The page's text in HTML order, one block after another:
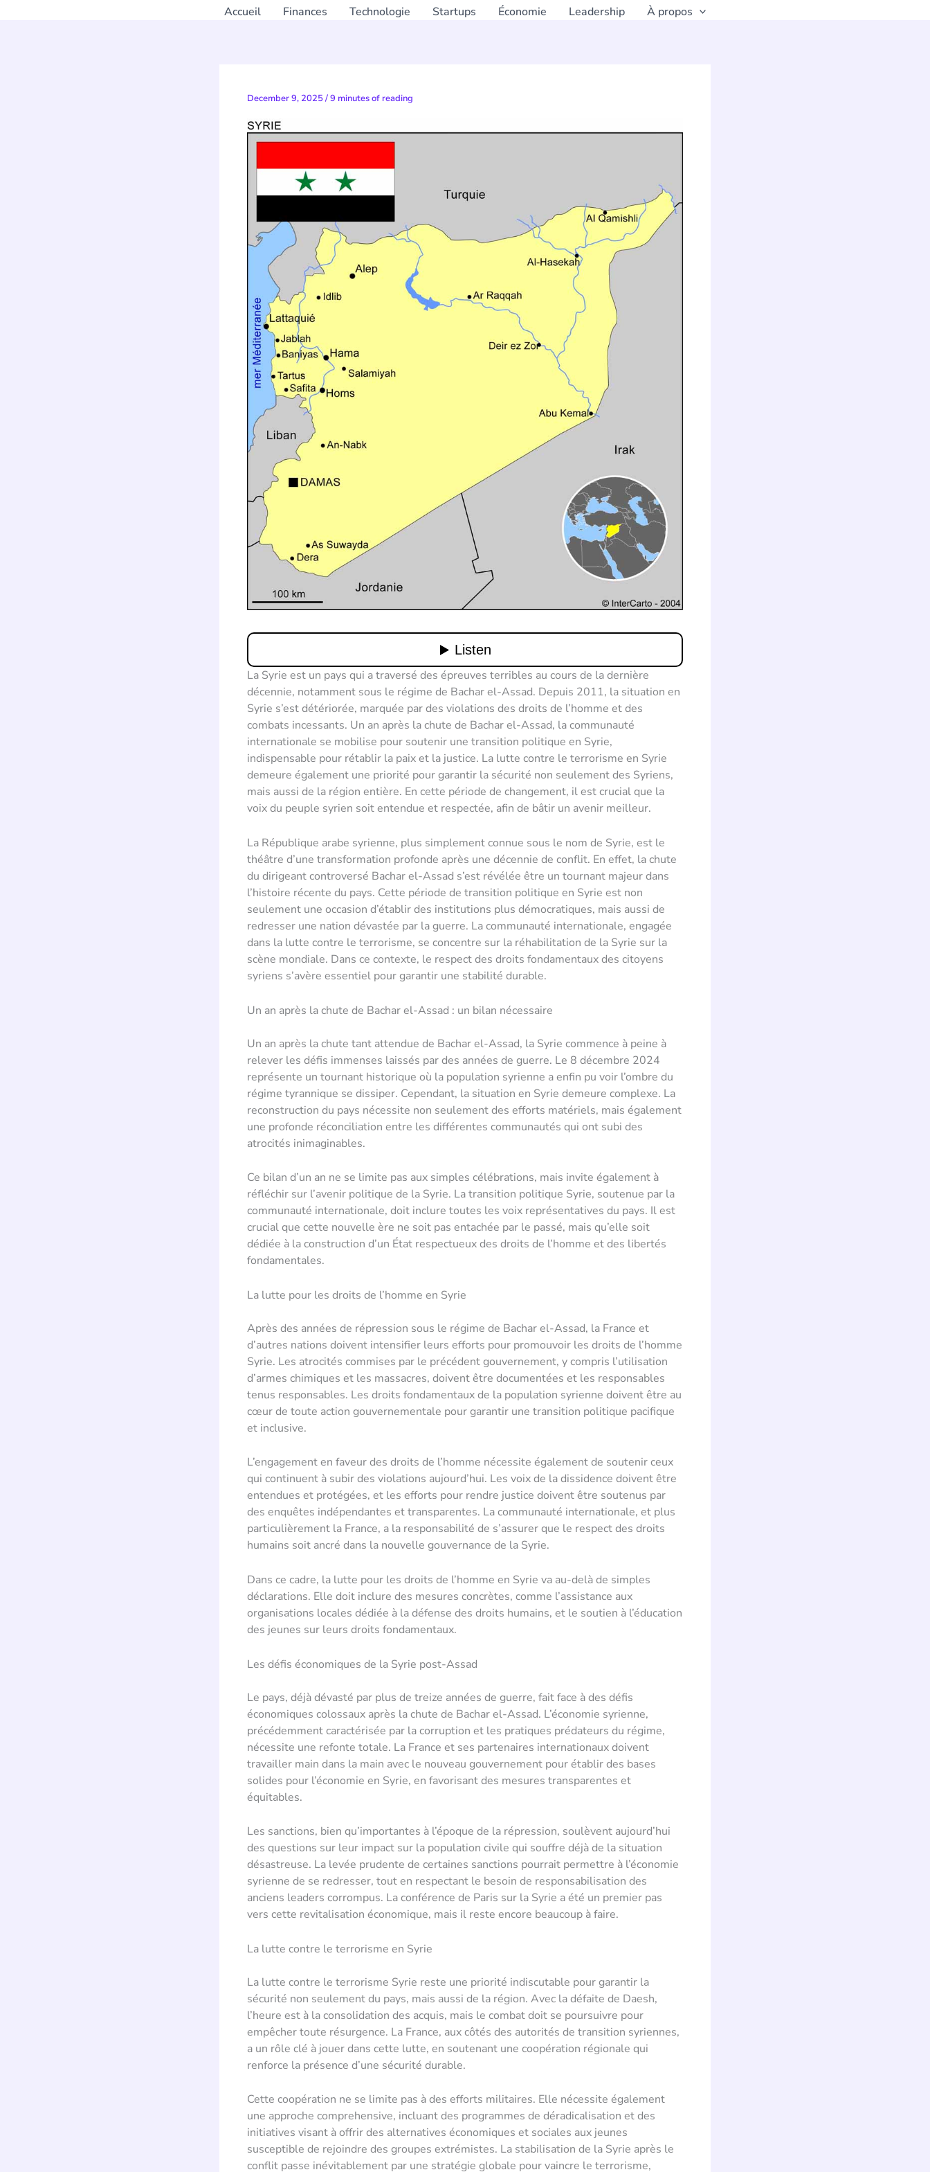
Accueil Finances Technologie Startups Économie Leadership À propos
December 9, 2025/9 minutes of reading
La Syrie est un pays qui a traversé des épreuves terribles au cours de la dernière
décennie, notamment sous le régime de Bachar el-Assad. Depuis 2011, la situation en
Syrie s’est détériorée, marquée par des violations des droits de l’homme et des
combats incessants. Un an après la chute de Bachar el-Assad, la communauté
internationale se mobilise pour soutenir une transition politique en Syrie,
indispensable pour rétablir la paix et la justice. La lutte contre le terrorisme en Syrie
demeure également une priorité pour garantir la sécurité non seulement des Syriens,
mais aussi de la région entière. En cette période de changement, il est crucial que la
voix du peuple syrien soit entendue et respectée, afin de bâtir un avenir meilleur.
La République arabe syrienne, plus simplement connue sous le nom de Syrie, est le
théâtre d’une transformation profonde après une décennie de conflit. En effet, la chute
du dirigeant controversé Bachar el-Assad s’est révélée être un tournant majeur dans
l’histoire récente du pays. Cette période de transition politique en Syrie est non
seulement une occasion d’établir des institutions plus démocratiques, mais aussi de
redresser une nation dévastée par la guerre. La communauté internationale, engagée
dans la lutte contre le terrorisme, se concentre sur la réhabilitation de la Syrie sur la
scène mondiale. Dans ce contexte, le respect des droits fondamentaux des citoyens
syriens s’avère essentiel pour garantir une stabilité durable.
Un an après la chute de Bachar el-Assad : un bilan nécessaire
Un an après la chute tant attendue de Bachar el-Assad, la Syrie commence à peine à
relever les défis immenses laissés par des années de guerre. Le 8 décembre 2024
représente un tournant historique où la population syrienne a enfin pu voir l’ombre du
régime tyrannique se dissiper. Cependant, la situation en Syrie demeure complexe. La
reconstruction du pays nécessite non seulement des efforts matériels, mais également
une profonde réconciliation entre les différentes communautés qui ont subi des
atrocités inimaginables.
Ce bilan d’un an ne se limite pas aux simples célébrations, mais invite également à
réfléchir sur l’avenir politique de la Syrie. La transition politique Syrie, soutenue par la
communauté internationale, doit inclure toutes les voix représentatives du pays. Il est
crucial que cette nouvelle ère ne soit pas entachée par le passé, mais qu’elle soit
dédiée à la construction d’un État respectueux des droits de l’homme et des libertés
fondamentales.
La lutte pour les droits de l’homme en Syrie
Après des années de répression sous le régime de Bachar el-Assad, la France et
d’autres nations doivent intensifier leurs efforts pour promouvoir les droits de l’homme
Syrie. Les atrocités commises par le précédent gouvernement, y compris l’utilisation
d’armes chimiques et les massacres, doivent être documentées et les responsables
tenus responsables. Les droits fondamentaux de la population syrienne doivent être au
cœur de toute action gouvernementale pour garantir une transition politique pacifique
et inclusive.
L’engagement en faveur des droits de l’homme nécessite également de soutenir ceux
qui continuent à subir des violations aujourd’hui. Les voix de la dissidence doivent être
entendues et protégées, et les efforts pour rendre justice doivent être soutenus par
des enquêtes indépendantes et transparentes. La communauté internationale, et plus
particulièrement la France, a la responsabilité de s’assurer que le respect des droits
humains soit ancré dans la nouvelle gouvernance de la Syrie.
Dans ce cadre, la lutte pour les droits de l’homme en Syrie va au-delà de simples
déclarations. Elle doit inclure des mesures concrètes, comme l’assistance aux
organisations locales dédiée à la défense des droits humains, et le soutien à l’éducation
des jeunes sur leurs droits fondamentaux.
Les défis économiques de la Syrie post-Assad
Le pays, déjà dévasté par plus de treize années de guerre, fait face à des défis
économiques colossaux après la chute de Bachar el-Assad. L’économie syrienne,
précédemment caractérisée par la corruption et les pratiques prédateurs du régime,
nécessite une refonte totale. La France et ses partenaires internationaux doivent
travailler main dans la main avec le nouveau gouvernement pour établir des bases
solides pour l’économie en Syrie, en favorisant des mesures transparentes et
équitables.
Les sanctions, bien qu’importantes à l’époque de la répression, soulèvent aujourd’hui
des questions sur leur impact sur la population civile qui souffre déjà de la situation
désastreuse. La levée prudente de certaines sanctions pourrait permettre à l’économie
syrienne de se redresser, tout en respectant le besoin de responsabilisation des
anciens leaders corrompus. La conférence de Paris sur la Syrie a été un premier pas
vers cette revitalisation économique, mais il reste encore beaucoup à faire.
La lutte contre le terrorisme en Syrie
La lutte contre le terrorisme Syrie reste une priorité indiscutable pour garantir la
sécurité non seulement du pays, mais aussi de la région. Avec la défaite de Daesh,
l’heure est à la consolidation des acquis, mais le combat doit se poursuivre pour
empêcher toute résurgence. La France, aux côtés des autorités de transition syriennes,
a un rôle clé à jouer dans cette lutte, en soutenant une coopération régionale qui
renforce la présence d’une sécurité durable.
Cette coopération ne se limite pas à des efforts militaires. Elle nécessite également
une approche comprehensive, incluant des programmes de déradicalisation et des
initiatives visant à offrir des alternatives économiques et sociales aux jeunes
susceptible de rejoindre des groupes extrémistes. La stabilisation de la Syrie après le
conflit passe inévitablement par une stratégie globale pour vaincre le terrorisme,